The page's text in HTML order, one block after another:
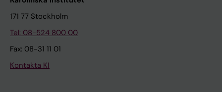
171 77 Stockholm
Tel: 08-524 800 00
Fax: 08-31 11 01
Kontakta KI